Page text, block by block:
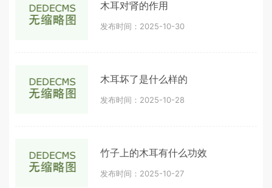
木耳对肾的作用
发布时间：2025-10-30
木耳坏了是什么样的
发布时间：2025-10-28
竹子上的木耳有什么功效
发布时间：2025-10-27